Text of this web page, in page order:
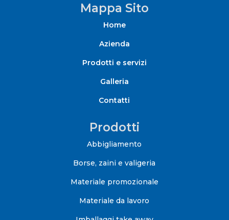
Mappa Sito
Home
Azienda
Prodotti e servizi
Galleria
Contatti
Prodotti
Abbigliamento
Borse, zaini e valigeria
Materiale promozionale
Materiale da lavoro